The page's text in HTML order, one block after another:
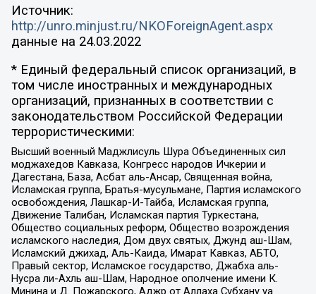
Источник:
http://unro.minjust.ru/NKOForeignAgent.aspx
данные на 24.03.2022
* Единый федеральный список организаций, в
том числе иностранных и международных
организаций, признанных в соответствии с
законодательством Российской Федерации
террористическими:
Высший военный Маджлисуль Шура Объединенных сил
моджахедов Кавказа, Конгресс народов Ичкерии и
Дагестана, База, Асбат аль-Ансар, Священная война,
Исламская группа, Братья-мусульмане, Партия исламского
освобождения, Лашкар-И-Тайба, Исламская группа,
Движение Талибан, Исламская партия Туркестана,
Общество социальных реформ, Общество возрождения
исламского наследия, Дом двух святых, Джунд аш-Шам,
Исламский джихад, Аль-Каида, Имарат Кавказ, АБТО,
Правый сектор, Исламское государство, Джабха аль-
Нусра ли-Ахль аш-Шам, Народное ополчение имени К.
Минина и Д. Пожарского, Аджр от Аллаха Субхану уа